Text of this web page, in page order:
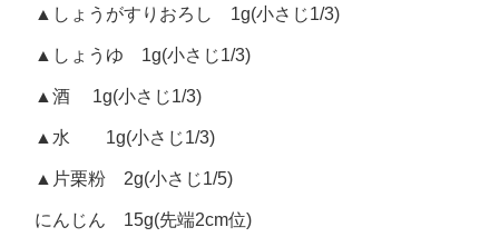
▲しょうがすりおろし 1g(小さじ1/3)
▲しょうゆ 1g(小さじ1/3)
▲酒 1g(小さじ1/3)
▲水 1g(小さじ1/3)
▲片栗粉 2g(小さじ1/5)
にんじん 15g(先端2cm位)